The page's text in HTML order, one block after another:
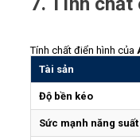
Tính chất điển hình của
Tài sản
Độ bền kéo
Sức mạnh năng suất